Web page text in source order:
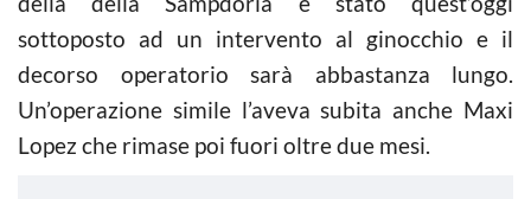
sottoposto ad un intervento al ginocchio e il
decorso operatorio sarà abbastanza lungo.
Un’operazione simile l’aveva subita anche Maxi
Lopez che rimase poi fuori oltre due mesi.